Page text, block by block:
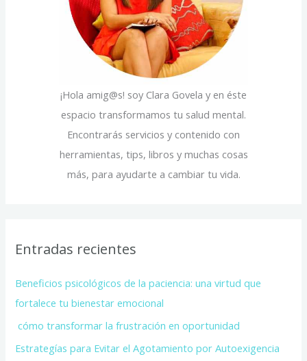
¡Hola amig@s! soy Clara Govela y en éste
espacio transformamos tu salud mental.
Encontrarás servicios y contenido con
herramientas, tips, libros y muchas cosas
más, para ayudarte a cambiar tu vida.
Entradas recientes
Beneficios psicológicos de la paciencia: una virtud que
fortalece tu bienestar emocional
cómo transformar la frustración en oportunidad
Estrategías para Evitar el Agotamiento por Autoexigencia